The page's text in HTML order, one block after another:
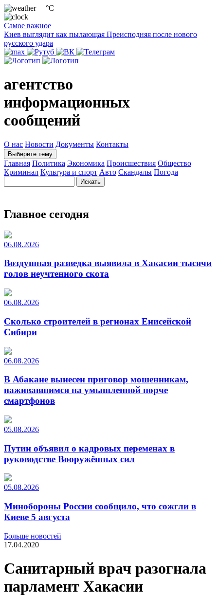
—°C
Самое важное
Киев выглядит как пылающая Преисподняя после нового
русского удара
агентство
информационных
сообщений
О нас Новости Документы Контакты
Выберите тему
Главная Политика Экономика Происшествия Общество
Криминал Культура и спорт Авто Скандалы Погода
Главное сегодня
06.08.2026
Воздушная разведка выявила в Хакасии тысячи
голов неучтенного скота
06.08.2026
Сколько строителей в регионах Енисейской
Сибири
06.08.2026
В Абакане вынесен приговор мошенникам,
наживавшимся на умышленной порче
смартфонов
05.08.2026
Путин объявил о кадровых переменах в
руководстве Вооружённых сил
05.08.2026
Минобороны России сообщило, что сожгли в
Киеве 5 августа
Больше новостей
17.04.2020
Санитарный врач разогнала
парламент Хакасии